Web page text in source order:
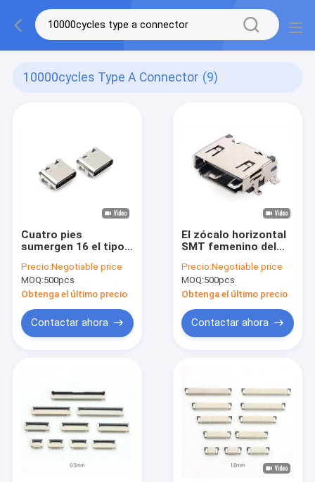
10000cycles Type A Connector (9)
Cuatro pies
sumergen 16 el tipo
portuario femenino
del Alfiler USB 3,1 de
C 10000 ciclos
Precio:Negotiable price
MOQ:500pcs
Obtenga el último precio
Contactar ahora
El zócalo horizontal
SMT femenino del
mecanografía a
conector 10000
ciclos
Precio:Negotiable price
MOQ:500pcs
Obtenga el último precio
Contactar ahora